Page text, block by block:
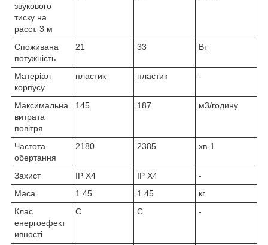
звукового
тиску на
расст. 3 м
Споживана
потужність
21 33 Вт
Матеріал
корпусу
пластик пластик -
Максимальна
витрата
повітря
145 187 м3/годину
Частота
обертання
2180 2385 хв-1
Захист IP X4 IP X4
-
Маса
1.45 1.45
кг
Клас
енергоефект
ивності
C C -